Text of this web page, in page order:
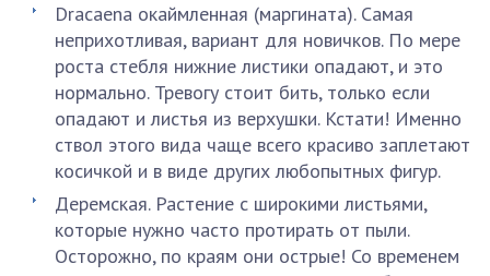
Dracaena окаймленная (маргината). Самая
неприхотливая, вариант для новичков. По мере
роста стебля нижние листики опадают, и это
нормально. Тревогу стоит бить, только если
опадают и листья из верхушки. Кстати! Именно
ствол этого вида чаще всего красиво заплетают
косичкой и в виде других любопытных фигур.
Деремская. Растение с широкими листьями,
которые нужно часто протирать от пыли.
Осторожно, по краям они острые! Со временем